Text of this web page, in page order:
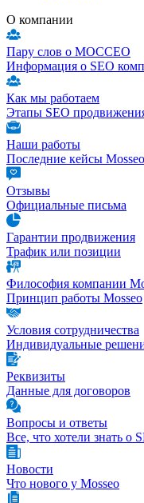
О компании
Пару слов о МОССЕО
Информация о SEO
Как мы работаем
Этапы SEO
Наши работы
Последние кейсы Mosseo
Отзывы
Официальные письма
Гарантии продвижения
Трафик или позиции
Философия компании
Принцип работы Mosseo
Условия сотрудничества
Индивидуальные
Реквизиты
Данные для договоров
Вопросы и ответы
Все, что хотели знать о
Новости
Что нового у Mosseo